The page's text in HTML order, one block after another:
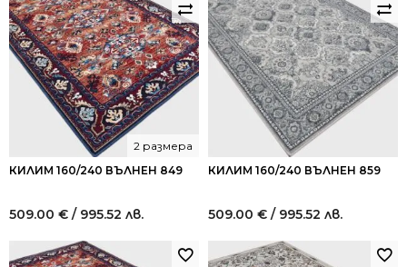
КИЛИМ 160/240 ВЪЛНЕН 849
2 размера
509.00 € / 995.52 лв.
КИЛИМ 160/240 ВЪЛНЕН 859
509.00 € / 995.52 лв.